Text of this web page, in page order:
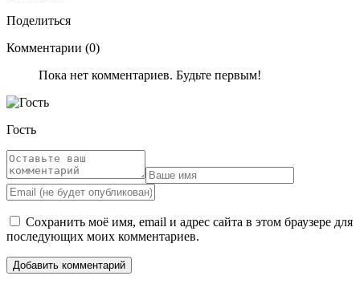
Поделиться
Комментарии (0)
Пока нет комментариев. Будьте первым!
Гость
Сохранить моё имя, email и адрес сайта в этом браузере для
последующих моих комментариев.